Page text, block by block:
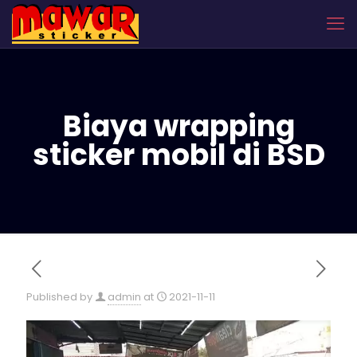
Biaya wrapping
sticker mobil di BSD
Published by admin at 2021-11-11